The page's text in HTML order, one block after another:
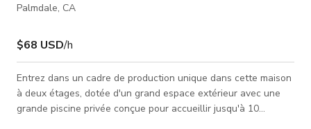
Palmdale, CA
$68 USD/h
Entrez dans un cadre de production unique dans cette maison
à deux étages, dotée d'un grand espace extérieur avec une
grande piscine privée conçue pour accueillir jusqu'à 10